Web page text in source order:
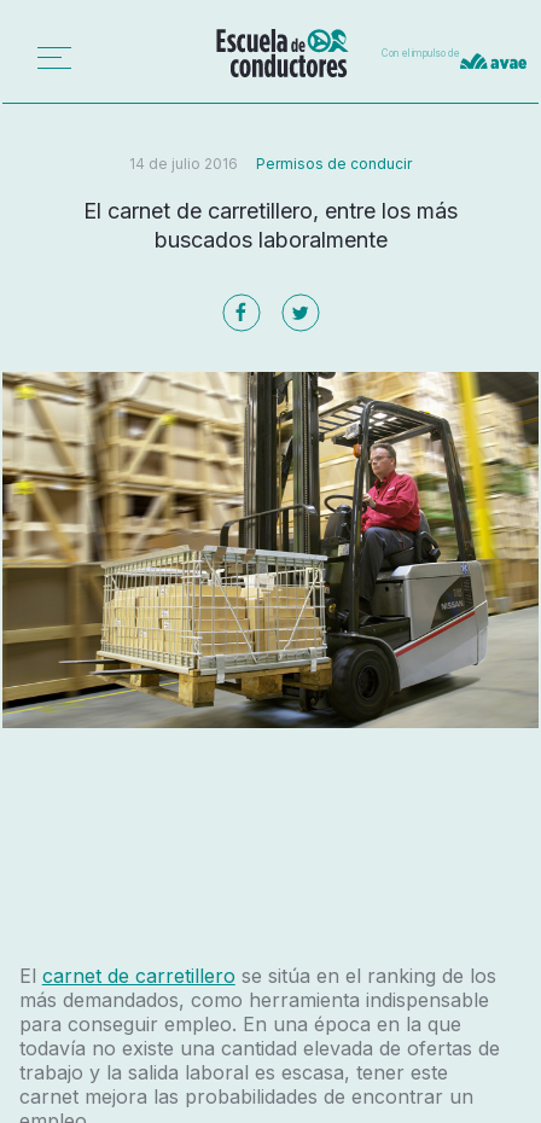
Con el impulso de
14 de julio 2016 Permisos de conducir
El carnet de carretillero, entre los más
buscados laboralmente
El carnet de carretillero se sitúa en el ranking de los
más demandados, como herramienta indispensable
para conseguir empleo. En una época en la que
todavía no existe una cantidad elevada de ofertas de
trabajo y la salida laboral es escasa, tener este
carnet mejora las probabilidades de encontrar un